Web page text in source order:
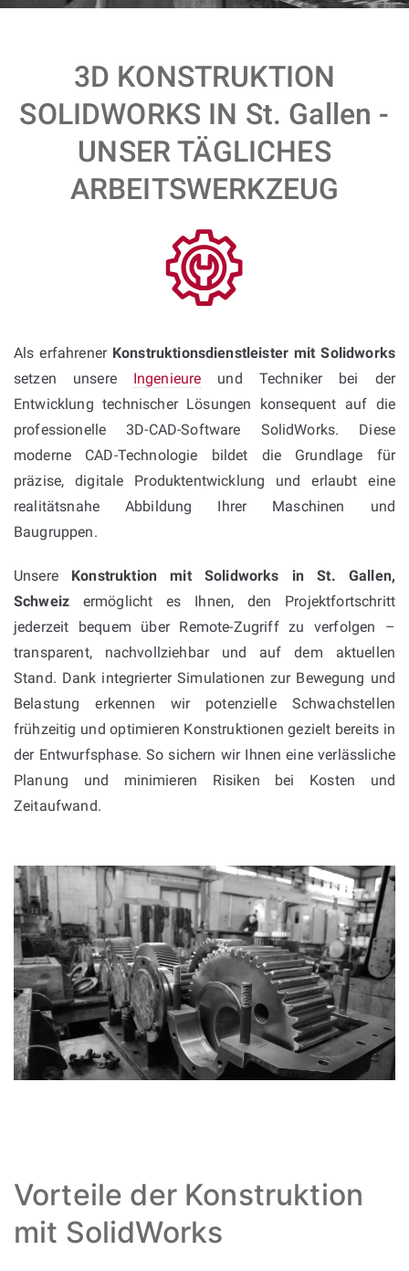
3D KONSTRUKTION
SOLIDWORKS IN St. Gallen -
UNSER TÄGLICHES
ARBEITSWERKZEUG
Als erfahrener Konstruktionsdienstleister mit Solidworks
setzen unsere Ingenieure und Techniker bei der
Entwicklung technischer Lösungen konsequent auf die
professionelle 3D-CAD-Software SolidWorks. Diese
moderne CAD-Technologie bildet die Grundlage für
präzise, digitale Produktentwicklung und erlaubt eine
realitätsnahe Abbildung Ihrer Maschinen und
Baugruppen.
Unsere Konstruktion mit Solidworks in St. Gallen,
Schweiz ermöglicht es Ihnen, den Projektfortschritt
jederzeit bequem über Remote-Zugriff zu verfolgen –
transparent, nachvollziehbar und auf dem aktuellen
Stand. Dank integrierter Simulationen zur Bewegung und
Belastung erkennen wir potenzielle Schwachstellen
frühzeitig und optimieren Konstruktionen gezielt bereits in
der Entwurfsphase. So sichern wir Ihnen eine verlässliche
Planung und minimieren Risiken bei Kosten und
Zeitaufwand.
Vorteile der Konstruktion
mit SolidWorks